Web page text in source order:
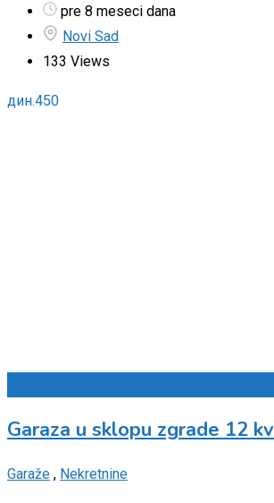
pre 8 meseci dana
Novi Sad
133 Views
дин.450
Garaza u sklopu zgrade 12 kv
Garaže , Nekretnine